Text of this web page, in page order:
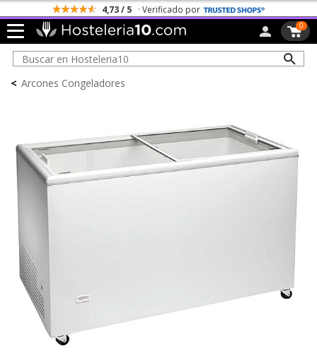
4,73 / 5 · Verificado por
0
< Arcones Congeladores